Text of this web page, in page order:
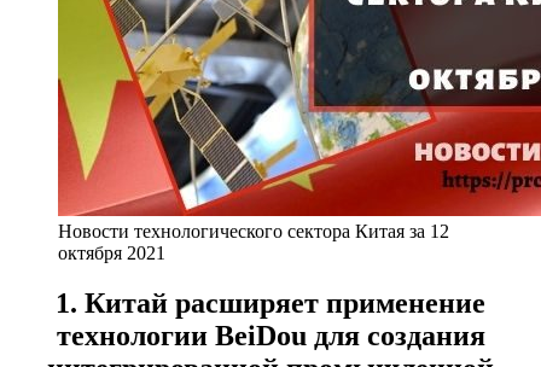
Новости технологического сектора Китая за 12
октября 2021
1. Китай расширяет применение
технологии BeiDou для создания